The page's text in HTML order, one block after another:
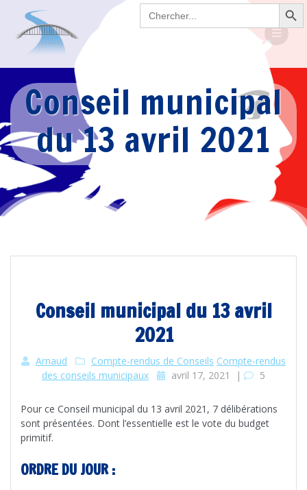
Search Search Button
Passer
au
Conseil municipal
du 13 avril 2021
Conseil municipal du 13 avril
2021
Arnaud Compte-rendus de Conseils Compte-rendus
des conseils municipaux
avril 17, 2021 | 5
Pour ce Conseil municipal du 13 avril 2021, 7 délibérations
sont présentées. Dont l’essentielle est le vote du budget
primitif.
ORDRE DU JOUR :